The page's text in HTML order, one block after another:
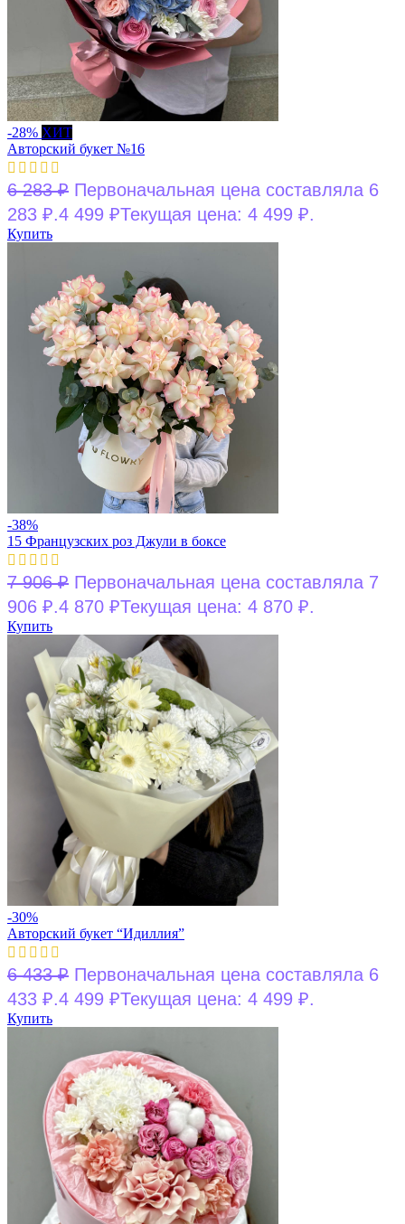
-28% ХИТ
Авторский букет №16
6 283₽ Первоначальная цена составляла 6
283 ₽.4 499 ₽Текущая цена: 4 499 ₽.
Купить
-38%
15 Французских роз Джули в боксе
7 906₽ Первоначальная цена составляла 7
906 ₽.4 870 ₽Текущая цена: 4 870 ₽.
Купить
-30%
Авторский букет “Идиллия”
6 433₽ Первоначальная цена составляла 6
433 ₽.4 499 ₽Текущая цена: 4 499 ₽.
Купить